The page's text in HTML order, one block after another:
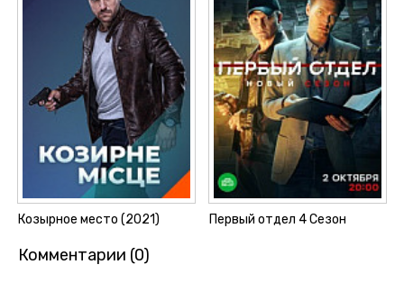
Козырное место (2021) Первый отдел 4 Сезон
Комментарии (0)